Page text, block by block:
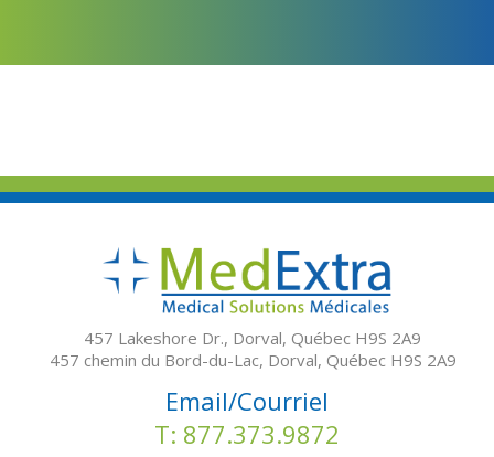
RH
Blog
457 Lakeshore Dr., Dorval, Québec H9S 2A9
457 chemin du Bord-du-Lac, Dorval, Québec H9S 2A9
Email/Courriel
T: 877.373.9872